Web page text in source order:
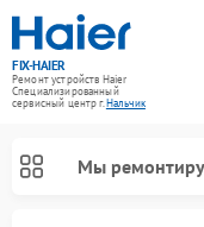
FIX-HAIER
Ремонт устройств Haier
Специализированный
cервисный центр г.Нальчик
Мы